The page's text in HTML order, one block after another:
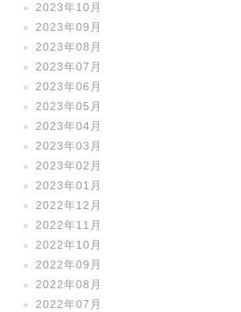
2023年10月
2023年09月
2023年08月
2023年07月
2023年06月
2023年05月
2023年04月
2023年03月
2023年02月
2023年01月
2022年12月
2022年11月
2022年10月
2022年09月
2022年08月
2022年07月